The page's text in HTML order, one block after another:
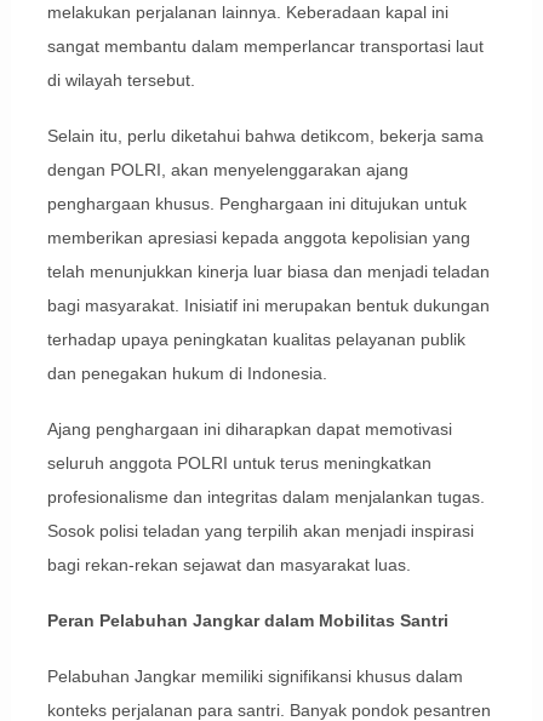
melakukan perjalanan lainnya. Keberadaan kapal ini
sangat membantu dalam memperlancar transportasi laut
di wilayah tersebut.
Selain itu, perlu diketahui bahwa detikcom, bekerja sama
dengan POLRI, akan menyelenggarakan ajang
penghargaan khusus. Penghargaan ini ditujukan untuk
memberikan apresiasi kepada anggota kepolisian yang
telah menunjukkan kinerja luar biasa dan menjadi teladan
bagi masyarakat. Inisiatif ini merupakan bentuk dukungan
terhadap upaya peningkatan kualitas pelayanan publik
dan penegakan hukum di Indonesia.
Ajang penghargaan ini diharapkan dapat memotivasi
seluruh anggota POLRI untuk terus meningkatkan
profesionalisme dan integritas dalam menjalankan tugas.
Sosok polisi teladan yang terpilih akan menjadi inspirasi
bagi rekan-rekan sejawat dan masyarakat luas.
Peran Pelabuhan Jangkar dalam Mobilitas Santri
Pelabuhan Jangkar memiliki signifikansi khusus dalam
konteks perjalanan para santri. Banyak pondok pesantren